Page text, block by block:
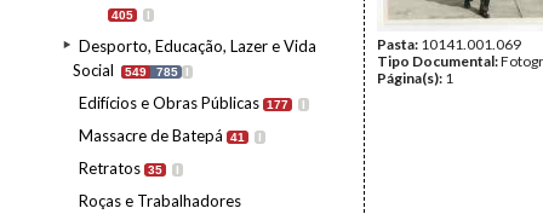
405 I
Desporto, Educação, Lazer e Vida
Social
549 785 I
Edifícios e Obras Públicas 177 I
Massacre de Batepá 41 I
Retratos 35 I
Roças e Trabalhadores
Pasta: 10141.001.069
Tipo Documental:
Página(s): 1